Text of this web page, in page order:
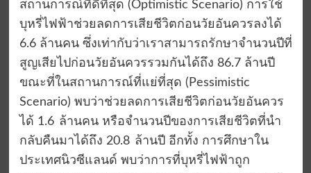
สถานการณ์ที่ดีที่สุด (Optimistic Scenario) การใช้
บุหรี่ไฟฟ้าช่วยลดการเสียชีวิตก่อนวัยอันควรลงได้
6.6 ล้านคน ซึ่งเท่ากับว่าเราสามารถรักษาจำนวนปีที่
สูญเสียไปก่อนวัยอันควรรวมกันได้ถึง 86.7 ล้านปี
ขณะที่ในสถานการณ์ที่แย่ที่สุด (Pessimistic
Scenario) พบว่าช่วยลดการเสียชีวิตก่อนวัยอันควร
ได้ 1.6 ล้านคน หรือจำนวนปีของการเสียชีวิตที่นำ
กลับคืนมาได้ถึง 20.8 ล้านปี อีกทั้ง การศึกษาใน
ประเทศนิวซีแลนด์ พบว่าการที่บุหรี่ไฟฟ้าถูก